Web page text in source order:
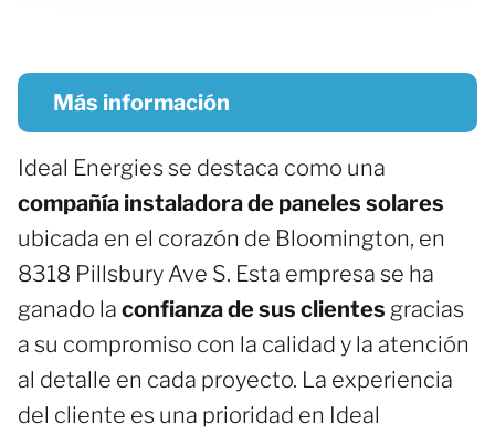
Más información
Ideal Energies se destaca como una
compañía instaladora de paneles solares
ubicada en el corazón de Bloomington, en
8318 Pillsbury Ave S. Esta empresa se ha
ganado la confianza de sus clientes gracias
a su compromiso con la calidad y la atención
al detalle en cada proyecto. La experiencia
del cliente es una prioridad en Ideal